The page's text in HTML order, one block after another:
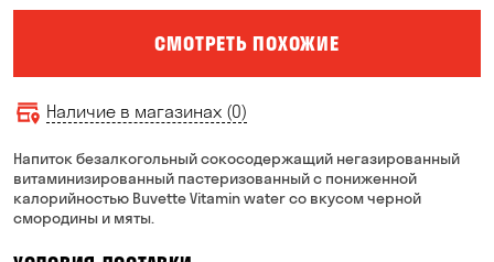
СМОТРЕТЬ ПОХОЖИЕ
Наличие в магазинах (0)
Напиток безалкогольный сокосодержащий негазированный
витаминизированный пастеризованный с пониженной
калорийностью Buvette Vitamin water со вкусом черной
смородины и мяты.